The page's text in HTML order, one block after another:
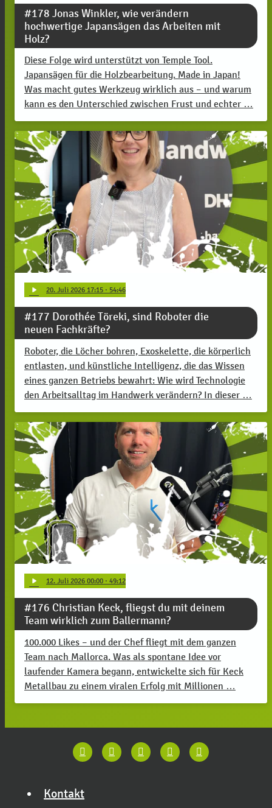
#178 Jonas Winkler, wie verändern
hochwertige Japansägen das Arbeiten mit
Holz?
Diese Folge wird unterstützt von Temple Tool.
Japansägen für die Holzbearbeitung. Made in Japan!
Was macht gutes Werkzeug wirklich aus – und warum
kann es den Unterschied zwischen Frust und echter …
play_arrow 20. Juli 2026 17:15 · 54:46
#177 Dorothée Töreki, sind Roboter die
neuen Fachkräfte?
Roboter, die Löcher bohren, Exoskelette, die körperlich
entlasten, und künstliche Intelligenz, die das Wissen
eines ganzen Betriebs bewahrt: Wie wird Technologie
den Arbeitsalltag im Handwerk verändern? In dieser …
play_arrow 12. Juli 2026 00:00 · 49:12
#176 Christian Keck, fliegst du mit deinem
Team wirklich zum Ballermann?
100.000 Likes – und der Chef fliegt mit dem ganzen
Team nach Mallorca. Was als spontane Idee vor
laufender Kamera begann, entwickelte sich für Keck
Metallbau zu einem viralen Erfolg mit Millionen …
Kontakt